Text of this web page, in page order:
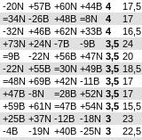
-20N +57B +60N +44B 4 17,5
=34N -26B +48B =8N 4 17
-32N +46B +62N +33B 4 16,5
+73N +24N -7B -9B 3,5 24
=9B -22N +56B +47N 3,5 20
-22N +55B =30N +49B 3,5 18,5
=48N +69B +42N -11B 3,5 17
+47B -8N =28B +52N 3,5 17
+59B +61N =47B +54N 3,5 15,5
+25B +37N -12B -18N 3 23
-4B -19N +40B -25N 3 22,5